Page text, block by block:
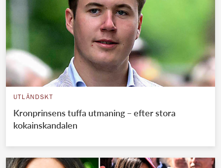
UTLÄNDSKT
Kronprinsens tuffa utmaning – efter stora
kokainskandalen